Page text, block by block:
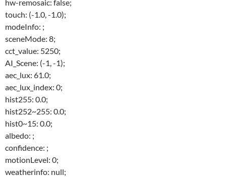
hw-remosaic: false;
touch: (-1.0, -1.0);
modeInfo: ;
sceneMode: 8;
cct_value: 5250;
AI_Scene: (-1, -1);
aec_lux: 61.0;
aec_lux_index: 0;
hist255: 0.0;
hist252~255: 0.0;
hist0~15: 0.0;
albedo: ;
confidence: ;
motionLevel: 0;
weatherinfo: null;